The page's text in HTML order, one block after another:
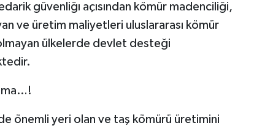
güvenliğı açısından kömür madenciliği,
ve üretim maliyetleri uluslararası kömür
ülkelerde devlet desteği
önemli yeri olan ve taş kömürü üretimini